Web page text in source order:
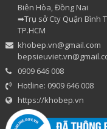
Biên Hòa, Đồng Nai
➡Trụ sở Cty Quận Bình
TP.HCM
khobep.vn@gmail.com
0909 646 008
Hotline: 0909 646 008
https://khobep.vn